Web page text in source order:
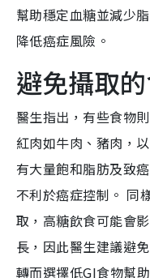
幫助穩定血糖並減少
降低癌症風險。
避免攝取
醫生指出，有些食物
紅肉如牛肉、豬肉，
有大量飽和脂肪及致
不利於癌症控制。 同
取，高糖飲食可能會
長，因此醫生建議避
轉而選擇低GI食物幫